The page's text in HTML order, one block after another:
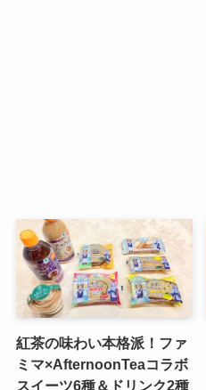
紅茶の味わい本格派！ファ
ミマ×AfternoonTeaコラボ
スイーツ6種＆ドリンク2種